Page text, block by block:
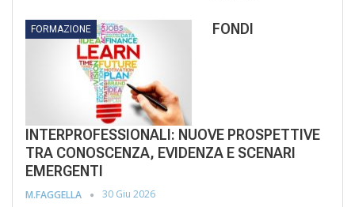
FORMAZIONE FONDI
INTERPROFESSIONALI: NUOVE PROSPETTIVE
TRA CONOSCENZA, EVIDENZA E SCENARI
EMERGENTI
M.FAGGELLA 30 Giu 2026